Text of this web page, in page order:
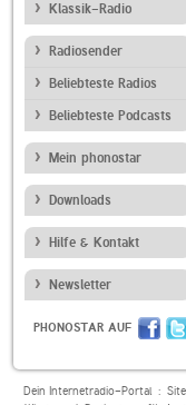
Klassik-Radio
Radiosender
Beliebteste Radios
Beliebteste Podcasts
Mein phonostar
Downloads
Hilfe & Kontakt
Newsletter
PHONOSTAR AUF
Retro laut.fm
Dein Internetradio-Portal :